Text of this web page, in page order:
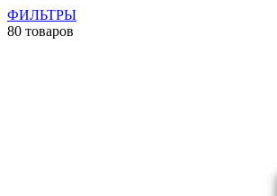
ФИЛЬТРЫ
80 товаров